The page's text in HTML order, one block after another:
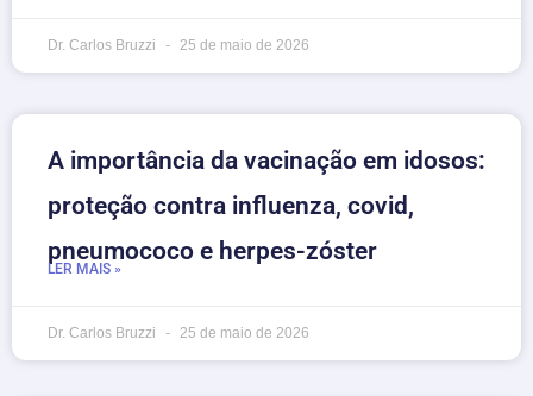
Dr. Carlos Bruzzi 25 de maio de 2026
A importância da vacinação em idosos:
proteção contra influenza, covid,
pneumococo e herpes-zóster
LER MAIS »
Dr. Carlos Bruzzi 25 de maio de 2026